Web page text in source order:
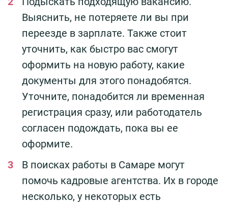
Выяснить, не потеряете ли вы при
переезде в зарплате. Также стоит
уточнить, как быстро вас смогут
оформить на новую работу, какие
документы для этого понадобятся.
Уточните, понадобится ли временная
регистрация сразу, или работодатель
согласен подождать, пока вы ее
оформите.
В поисках работы в Самаре могут
помочь кадровые агентства. Их в городе
несколько, у некоторых есть